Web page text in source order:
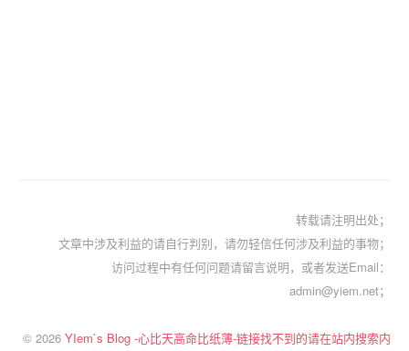
转载请注明出处；
文章中涉及利益的请自行判别，请勿轻信任何涉及利益的事物；
访问过程中有任何问题请留言说明，或者发送Email：
admin@yiem.net；
© 2026 YIem`s Blog -心比天高命比纸薄-链接找不到的请在站内搜索内